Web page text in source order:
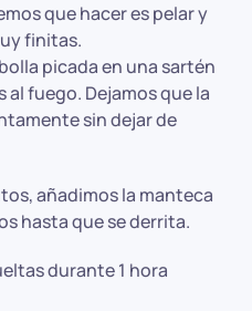
que hacer es pelar y
finitas.
picada en una sartén
al fuego. Dejamos que la
sin dejar de
añadimos la manteca
hasta que se derrita.
durante 1 hora